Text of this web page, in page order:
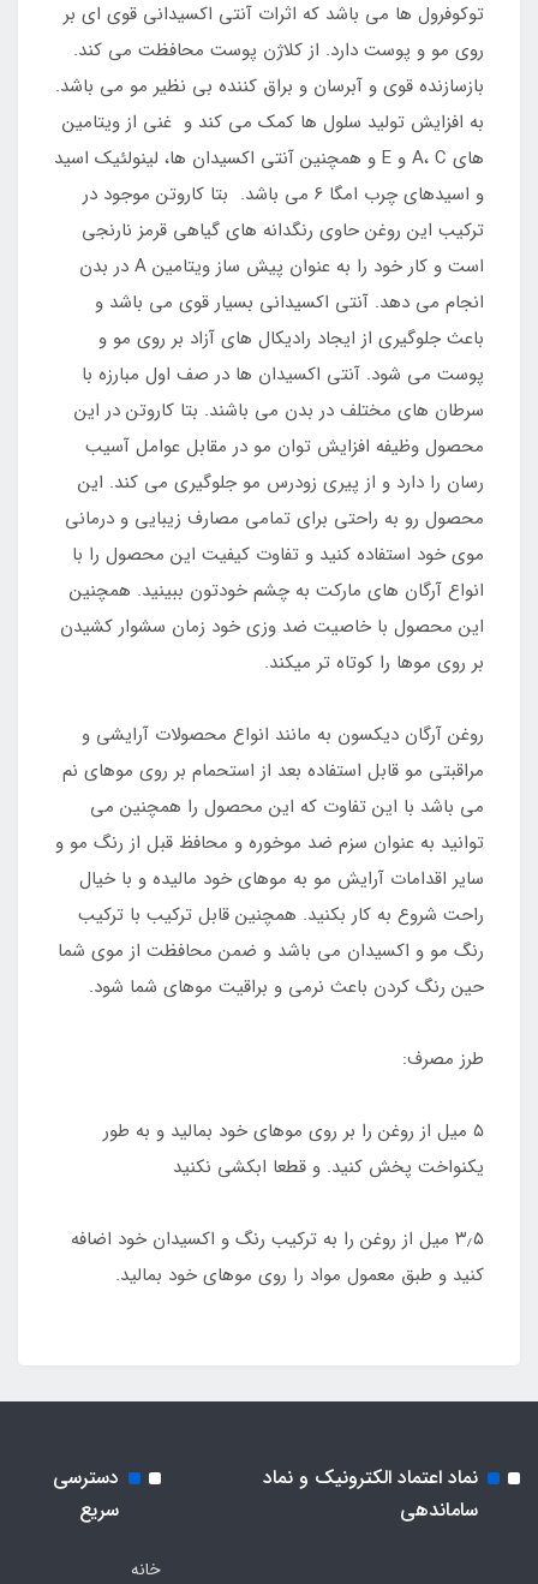
توکوفرول ها می باشد که اثرات آنتی اکسیدانی قوی ای بر
روی مو و پوست دارد. از کلاژن پوست محافظت می کند.
بازسازنده قوی و آبرسان و براق کننده بی نظیر مو می باشد.
به افزایش تولید سلول ها کمک می کند و غنی از ویتامین
های A، C و E و همچنین آنتی اکسیدان ها، لینولئیک اسید
و اسیدهای چرب امگا ۶ می باشد. بتا کاروتن موجود در
ترکیب این روغن حاوی رنگدانه های گیاهی قرمز نارنجی
است و کار خود را به عنوان پیش ساز ویتامین A در بدن
انجام می دهد. آنتی اکسیدانی بسیار قوی می باشد و
باعث جلوگیری از ایجاد رادیکال های آزاد بر روی مو و
پوست می شود. آنتی اکسیدان ها در صف اول مبارزه با
سرطان های مختلف در بدن می باشند. بتا کاروتن در این
محصول وظیفه افزایش توان مو در مقابل عوامل آسیب
رسان را دارد و از پیری زودرس مو جلوگیری می کند. این
محصول رو به راحتی برای تمامی مصارف زیبایی و درمانی
موی خود استفاده کنید و تفاوت کیفیت این محصول را با
انواع آرگان های مارکت به چشم خودتون ببینید. همچنین
این محصول با خاصیت ضد وزی خود زمان سشوار کشیدن
بر روی موها را کوتاه تر میکند.
روغن آرگان دیکسون به مانند انواع محصولات آرایشی و
مراقبتی مو قابل استفاده بعد از استحمام بر روی موهای نم
می باشد با این تفاوت که این محصول را همچنین می
توانید به عنوان سزم ضد موخوره و محافظ قبل از رنگ مو و
سایر اقدامات آرایش مو به موهای خود مالیده و با خیال
راحت شروع به کار بکنید. همچنین قابل ترکیب با ترکیب
رنگ مو و اکسیدان می باشد و ضمن محافظت از موی شما
حین رنگ کردن باعث نرمی و براقیت موهای شما شود.
طرز مصرف:
۵ میل از روغن را بر روی موهای خود بمالید و به طور
یکنواخت پخش کنید. و قطعا ابکشی نکنید
۳٫۵ میل از روغن را به ترکیب رنگ و اکسیدان خود اضافه
کنید و طبق معمول مواد را روی موهای خود بمالید.
نماد اعتماد الکترونیک و نماد
ساماندهی
دسترسی
سریع
خانه